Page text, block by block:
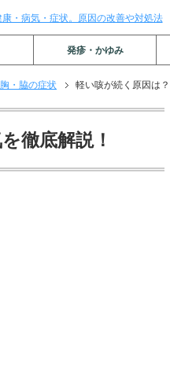
・病気・症状。原因の改善や対処法
発疹・かゆみ
胸・脇の症状 軽い咳が続く原因は
徹底解説！